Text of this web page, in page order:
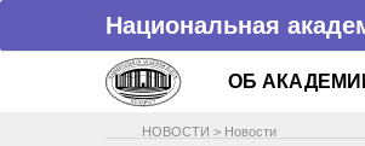
Национальная
ОБ
НОВОСТИ > Новости